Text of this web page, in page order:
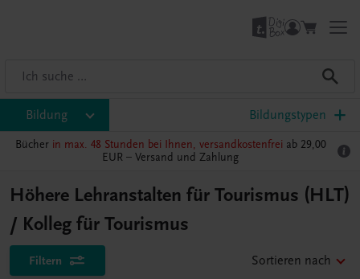
Bildung Bildungstypen
Bücher in max. 48 Stunden bei Ihnen, versandkostenfrei ab 29,00
EUR – Versand und Zahlung
Höhere Lehranstalten für Tourismus (HLT)
/ Kolleg für Tourismus
Filtern Sortieren nach